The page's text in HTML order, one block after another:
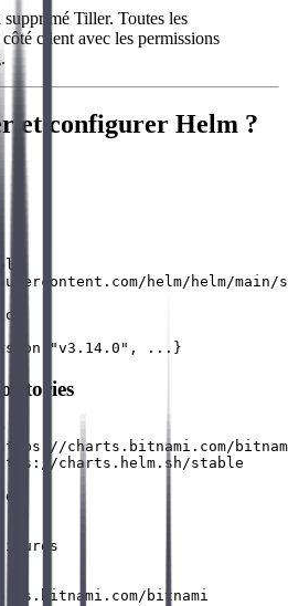
Tiller. Toutes les
client avec les permissions
et configurer Helm ?
helm/helm/
charts.bitnami.com/
charts.helm.sh/stable
bitnami